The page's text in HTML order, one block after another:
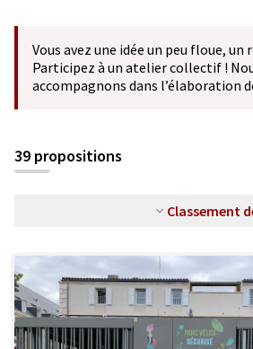
Vous avez une idée un peu floue, un
Participez à un atelier collectif !
accompagnons dans l’élaboration
39 propositions
Classement